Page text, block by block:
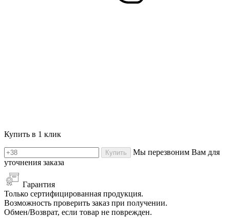
Купить в 1 клик
Купить
Мы перезвоним Вам для
уточнения заказа
Гарантия
Только сертифицированная продукция.
Возможность проверить заказ при получении.
Обмен/Возврат, если товар не поврежден.